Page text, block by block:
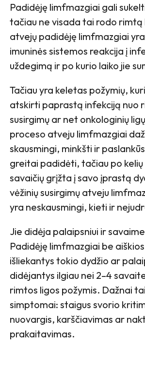
Padidėję limfmazgiai gali
tačiau ne visada tai rodo rimtą
atvejų padidėję limfmazgiai
imuninės sistemos reakcija į
uždegimą ir po kurio laiko jie
Tačiau yra keletas požymių,
atskirti paprastą infekciją nuo
susirgimų ar net onkologinių
proceso atveju limfmazgiai
skausmingi, minkšti ir
greitai padidėti, tačiau po
savaičių grįžta į savo įprastą
vėžinių susirgimų atveju
yra neskausmingi, kieti ir
Jie didėja palaipsniui ir
Padidėję limfmazgiai be
išliekantys tokio dydžio ar
didėjantys ilgiau nei 2–4
rimtos ligos požymis. Dažnai
simptomai: staigus svorio
nuovargis, karščiavimas ar
prakaitavimas.